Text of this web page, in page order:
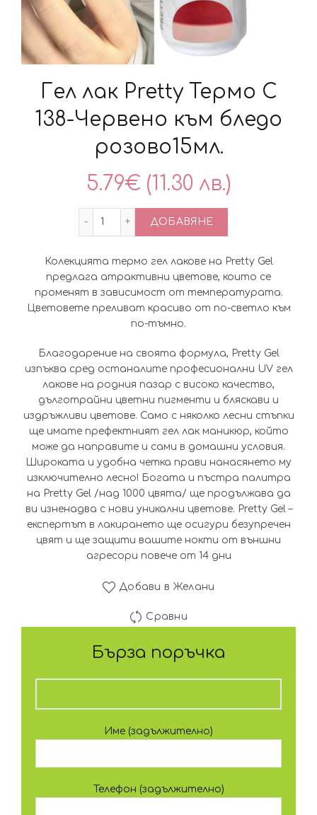
Гел лак Pretty Термо C
138-Червено към бледо
розово15мл.
5.79€ (11.30 лв.)
количество за Гел лак Pretty Термо C
ДОБАВЯНЕ
Колекцията термо гел лакове на Pretty Gel
предлага атрактивни цветове, които се
променят в зависимост от температурата.
Цветовете преливат красиво от по-светло към
по-тъмно.
Благодарение на своята формула, Pretty Gel
изпъква сред останалите професионални UV гел
лаковe на родния пазар с високо качество,
дълготрайни цветни пигменти и бляскави и
издръжливи цветове. Само с няколко лесни стъпки
ще имате префектният гел лак маникюр, който
може да направите и сами в домашни условия.
Широката и удобна четка прави нанасянето му
изключително лесно! Богата и пъстра палитра
на Pretty Gel /над 1000 цвята/ ще продължава да
ви изненадва с нови уникални цветове. Pretty Gel –
експертът в лакирането ще осигури безупречен
цвят и ще защити вашите нокти от външни
агресори повече от 14 дни
Добави в Желани
Сравни
Бърза поръчка
Име (задължително)
Телефон (задължително)